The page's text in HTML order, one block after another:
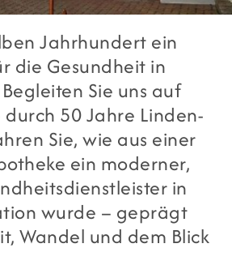
Jahrhundert ein
die Gesundheit in
Sie uns auf
50 Jahre Linden-
Sie, wie aus einer
ein moderner,
in
wurde – geprägt
Wandel und dem Blick